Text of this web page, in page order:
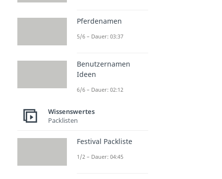
Pferdenamen
5/6 – Dauer: 03:37
Benutzernamen
Ideen
6/6 – Dauer: 02:12
Wissenswertes
Packlisten
Festival Packliste
1/2 – Dauer: 04:45